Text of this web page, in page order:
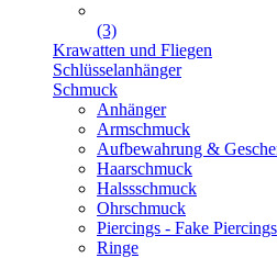
(3)
Krawatten und Fliegen
Schlüsselanhänger
Schmuck
Anhänger
Armschmuck
Aufbewahrung &
Haarschmuck
Halssschmuck
Ohrschmuck
Piercings - Fake Piercings
Ringe